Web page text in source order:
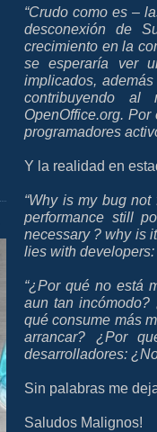
“Crudo como es –
desconexión de
crecimiento en la
se esperaría ver
implicados,
contribuyendo
OpenOffice.org.
programadores
Y la realidad en
“Why is my bug
performance still
necessary ? why is
lies with
“¿Por qué no está
aun tan
qué consume más
arrancar? ¿Por
desarrolladores:
Sin palabras me
Saludos Malignos!